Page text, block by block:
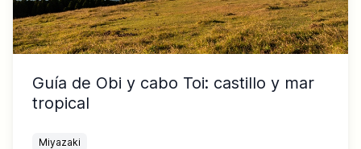
Guía de Obi y cabo Toi: castillo y mar
tropical
Miyazaki